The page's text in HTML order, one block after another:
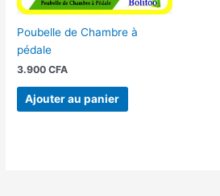
Poubelle de Chambre à
pédale
3.900CFA
Ajouter au panier